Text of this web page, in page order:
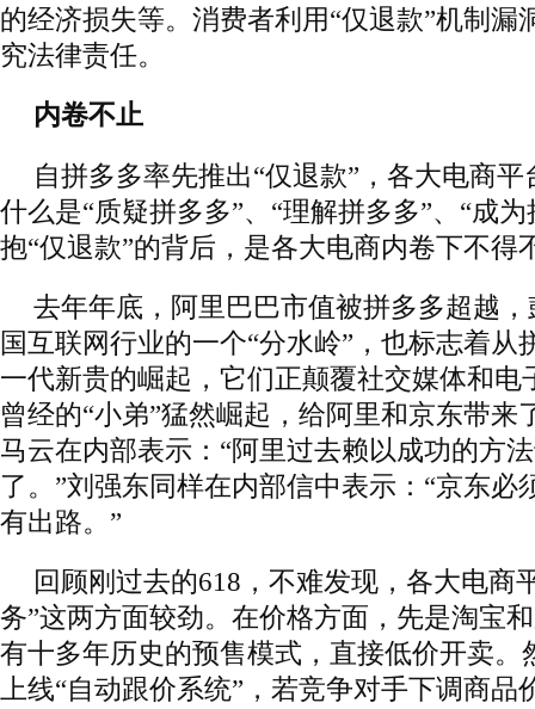
的经济损失等。消费者利用“仅退款”机制漏
究法律责任。
内卷不止
自拼多多率先推出“仅退款”，各大电商
什么是“质疑拼多多”、“理解拼多多”、“成
抱“仅退款”的背后，是各大电商内卷下不得
去年年底，阿里巴巴市值被拼多多超越
国互联网行业的一个“分水岭”，也标志着从
一代新贵的崛起，它们正颠覆社交媒体和电
曾经的“小弟”猛然崛起，给阿里和京东带来
马云在内部表示：“阿里过去赖以成功的方
了。”刘强东同样在内部信中表示：“京东必
有出路。”
回顾刚过去的618，不难发现，各大电商
务”这两方面较劲。在价格方面，先是淘宝
有十多年历史的预售模式，直接低价开卖。
上线“自动跟价系统”，若竞争对手下调商